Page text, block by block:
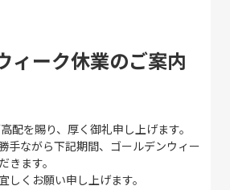
ィーク休業のご案内
配を賜り、厚く御礼申し上げます。
手ながら下記期間、ゴールデンウィー
きます。
しくお願い申し上げます。